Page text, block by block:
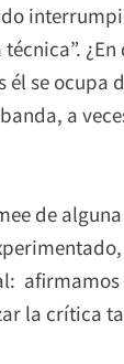
él se ocupa
a
de
la crítica